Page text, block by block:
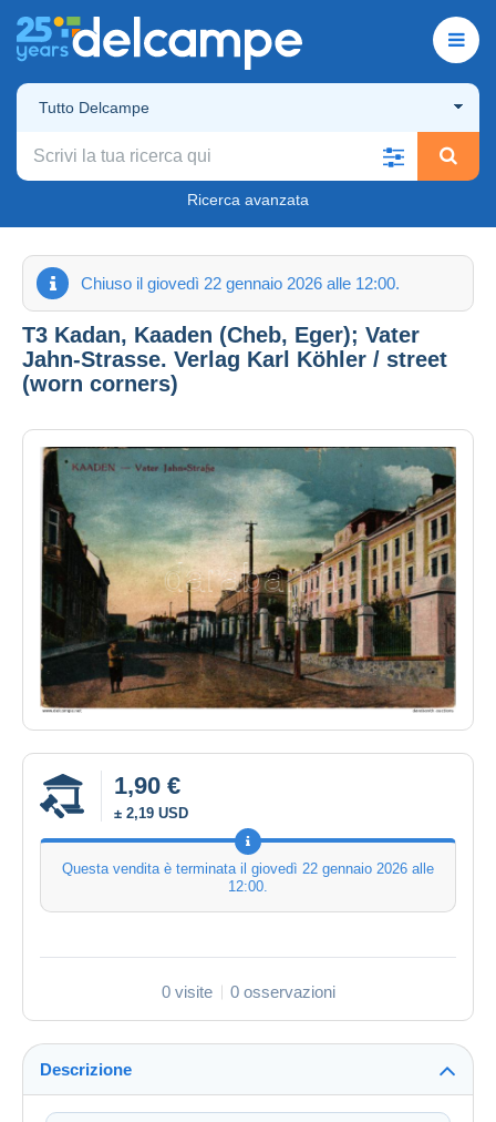
Tutto Delcampe
Ricerca avanzata
Chiuso il giovedì 22 gennaio 2026 alle 12:00.
T3 Kadan, Kaaden (Cheb, Eger); Vater
Jahn-Strasse. Verlag Karl Köhler / street
(worn corners)
1,90 €
± 2,19 USD
Questa vendita è terminata il giovedì 22 gennaio 2026 alle
12:00.
0 visite 0 osservazioni
Descrizione